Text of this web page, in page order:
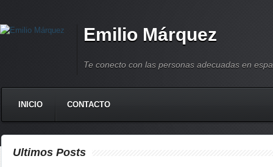
Emilio Márquez
Te conecto con las personas adecuadas en
INICIO CONTACTO
Ultimos Posts